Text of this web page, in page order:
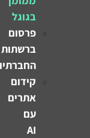
בגוגל
פרסום
ברשתות
קידום
אתרים
עם
AI